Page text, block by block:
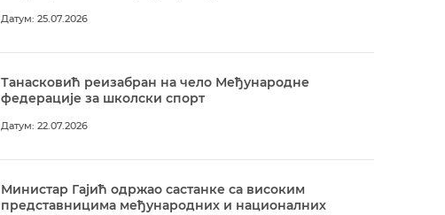
Датум: 25.07.2026
Танасковић реизабран на чело Међународне
федерације за школски спорт
Датум: 22.07.2026
Министар Гајић одржао састанке са високим
представницима међународних и националних